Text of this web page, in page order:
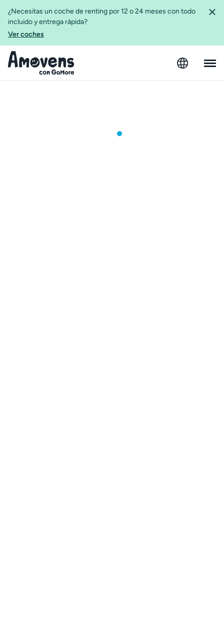
¿Necesitas un coche de renting por 12 o 24 meses con todo
incluido y entrega rápida?
Ver coches